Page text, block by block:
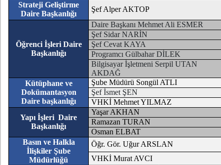
Strateji Geliştirme
Daire Başkanlığı
Şef Alper AKTOP
Öğrenci İşleri Daire
Başkanlığı
Daire Başkanı Mehmet Ali ESMER
Şef Sidar NARİN
Şef Cevat KAYA
Programcı Gülbahar DİLEK
Bilgisayar İşletmeni Serpil UTAN
AKDAĞ
Kütüphane ve
Dokümantasyon
Daire başkanlığı
Şube Müdürü Songül ATLI
Şef İsmet ŞEN
VHKİ Mehmet YILMAZ
Yapı İşleri Daire
Başkanlığı
Yaşar AKHAN
Ramazan TURAN
Osman ELBAT
Basın ve Halkla
İlişkiler Şube
Müdürlüğü
Öğr. Gör. Uğur ARSLAN
VHKİ Murat AVCI